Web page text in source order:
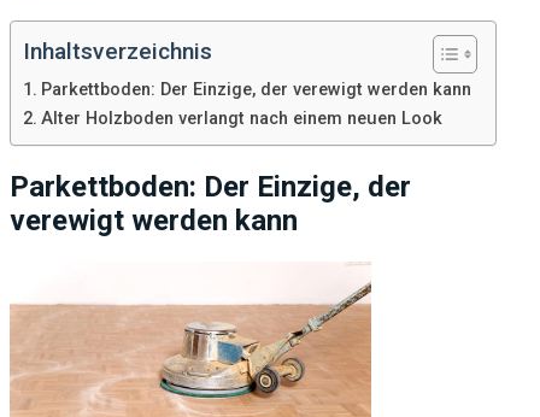
Inhaltsverzeichnis
Parkettboden: Der Einzige, der verewigt werden kann
Alter Holzboden verlangt nach einem neuen Look
Parkettboden: Der Einzige, der
verewigt werden kann